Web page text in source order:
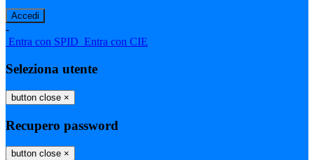
-
Entra con SPID Entra con CIE
Seleziona utente
button close ×
Recupero password
button close ×